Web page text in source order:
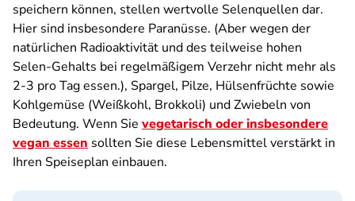
speichern können, stellen wertvolle Selenquellen dar.
Hier sind insbesondere Paranüsse. (Aber wegen der
natürlichen Radioaktivität und des teilweise hohen
Selen-Gehalts bei regelmäßigem Verzehr nicht mehr als
2-3 pro Tag essen.), Spargel, Pilze, Hülsenfrüchte sowie
Kohlgemüse (Weißkohl, Brokkoli) und Zwiebeln von
Bedeutung. Wenn Sie vegetarisch oder insbesondere
vegan essen sollten Sie diese Lebensmittel verstärkt in
Ihren Speiseplan einbauen.